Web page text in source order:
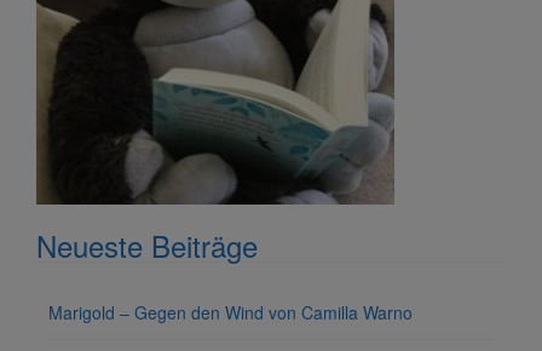
Neueste Beiträge
Marigold – Gegen den Wind von Camilla Warno